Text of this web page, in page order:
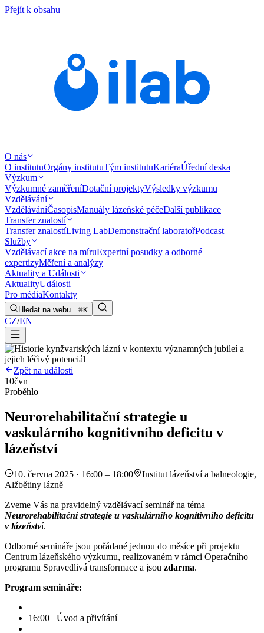
Přejít k obsahu
O nás
O institutuOrgány institutuTým institutuKariéraÚřední deska
Výzkum
Výzkumné zaměřeníDotační projektyVýsledky výzkumu
Vzdělávání
VzděláváníČasopisManuály lázeňské péčeDalší publikace
Transfer znalostí
Transfer znalostíLiving LabDemonstrační laboratořPodcast
Služby
Vzdělávací akce na míruExpertní posudky a odborné
expertizyMěření a analýzy
Aktuality a Události
AktualityUdálosti
Pro médiaKontakty
Hledat na webu…⌘K
CZ/EN
Zpět na události
10čvn
Proběhlo
Neurorehabilitační strategie u
vaskulárního kognitivního deficitu v
lázeňství
10. června 2025 · 16:00 – 18:00
Institut lázeňství a balneologie,
Alžbětiny lázně
Zveme Vás na pravidelný vzdělávací seminář na téma
Neurorehabilitační strategie u vaskulárního kognitivního deficitu
v lázeňství.
Odborné semináře jsou pořádané jednou do měsíce při projektu
Centrum lázeňského výzkumu, realizovaném v rámci Operačního
programu Spravedlivá transformace a jsou zdarma.
Program semináře:
16:00 Úvod a přivítání